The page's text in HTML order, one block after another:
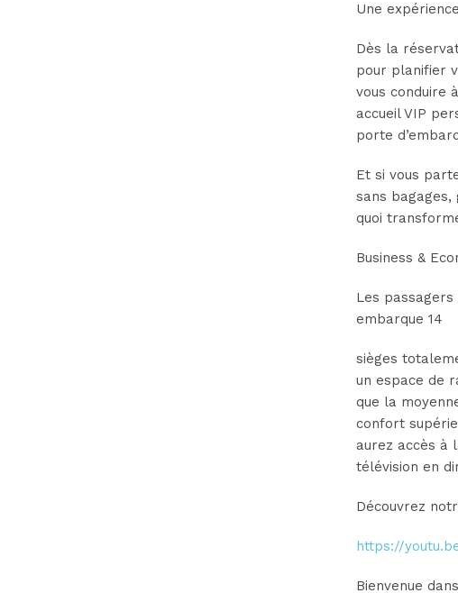
Une
Dès la
pour planifier
vous conduire
accueil VIP
porte
Et si vous
sans bagages,
quoi
Business &
Les
embarque 14
sièges
un espace de
que la
confort
aurez accès à
télévision en
Découvrez
https://
Bienvenue